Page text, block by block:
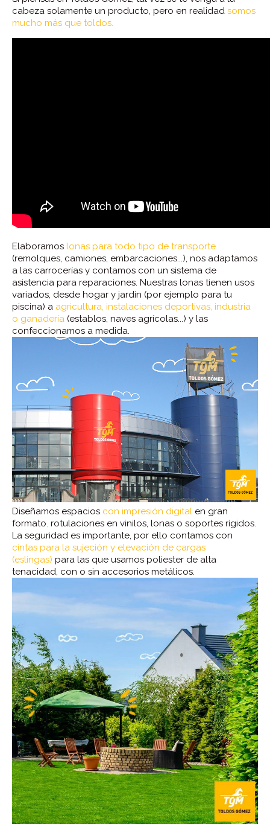
cabeza solamente un producto, pero en realidad somos
mucho más que toldos.
Elaboramos lonas para todo tipo de transporte
(remolques, camiones, embarcaciones...), nos adaptamos
a las carrocerías y contamos con un sistema de
asistencia para reparaciones. Nuestras lonas tienen usos
variados, desde hogar y jardín (por ejemplo para tu
piscina) a agricultura, instalaciones deportivas, industria
o ganadería (establos, naves agrícolas...) y las
confeccionamos a medida.
Diseñamos espacios con impresión digital en gran
formato, rotulaciones en vinilos, lonas o soportes rígidos.
La seguridad es importante, por ello contamos con
cintas para la sujeción y elevación de cargas
(eslingas) para las que usamos poliester de alta
tenacidad, con o sin accesorios metálicos.